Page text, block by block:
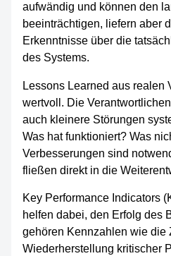
aufwändig und können den
beeinträchtigen, liefern aber
Erkenntnisse über die
des Systems.
Lessons Learned aus realen
wertvoll. Die
auch kleinere Störungen
Was hat funktioniert? Was
Verbesserungen sind
fließen direkt in die
Key Performance Indicators
helfen dabei, den Erfolg des
gehören Kennzahlen wie die
Wiederherstellung kritischer